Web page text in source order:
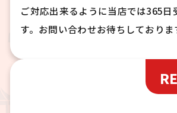
ご対応出来るように当店では365日
す。お問い合わせお待ちしておりま